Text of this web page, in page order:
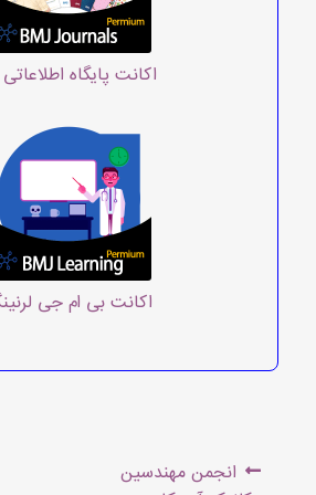
اکانت پایگاه
اکانت بی ام جی
راهبری
Previous
انجمن مهندسین